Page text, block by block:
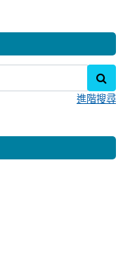
進階搜尋